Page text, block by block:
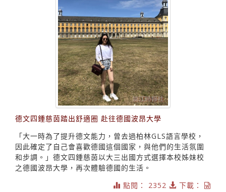
德文四鍾慈茵踏出舒適圈 赴往德國波昂大學
「大一時為了提升德文能力，曾去過柏林GLS語言學校，
因此確定了自己會喜歡德國這個國家，與他們的生活氛圍
和步調。」德文四鍾慈茵以大三出國方式選擇本校姊妹校
之德國波昂大學，再次體驗德國的生活。
點閱： 2352
下載：